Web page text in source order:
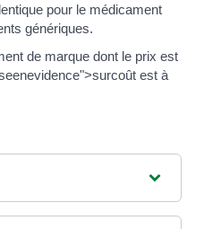
pour le médicament
génériques.
de marque dont le prix est
est à